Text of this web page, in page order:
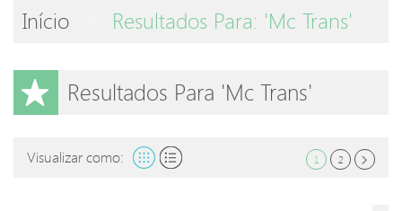
Início Resultados Para: 'Mc Trans'
Resultados Para 'Mc Trans'
Visualizar como: 1 2